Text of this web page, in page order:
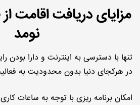
مزایای دریافت اقامت
نومد
تنها با دسترسی به اینترنت و دارا بودن
در هرکجای دنیا بدون محدودیت به
امکان برنامه ریزی با توجه به ساعات